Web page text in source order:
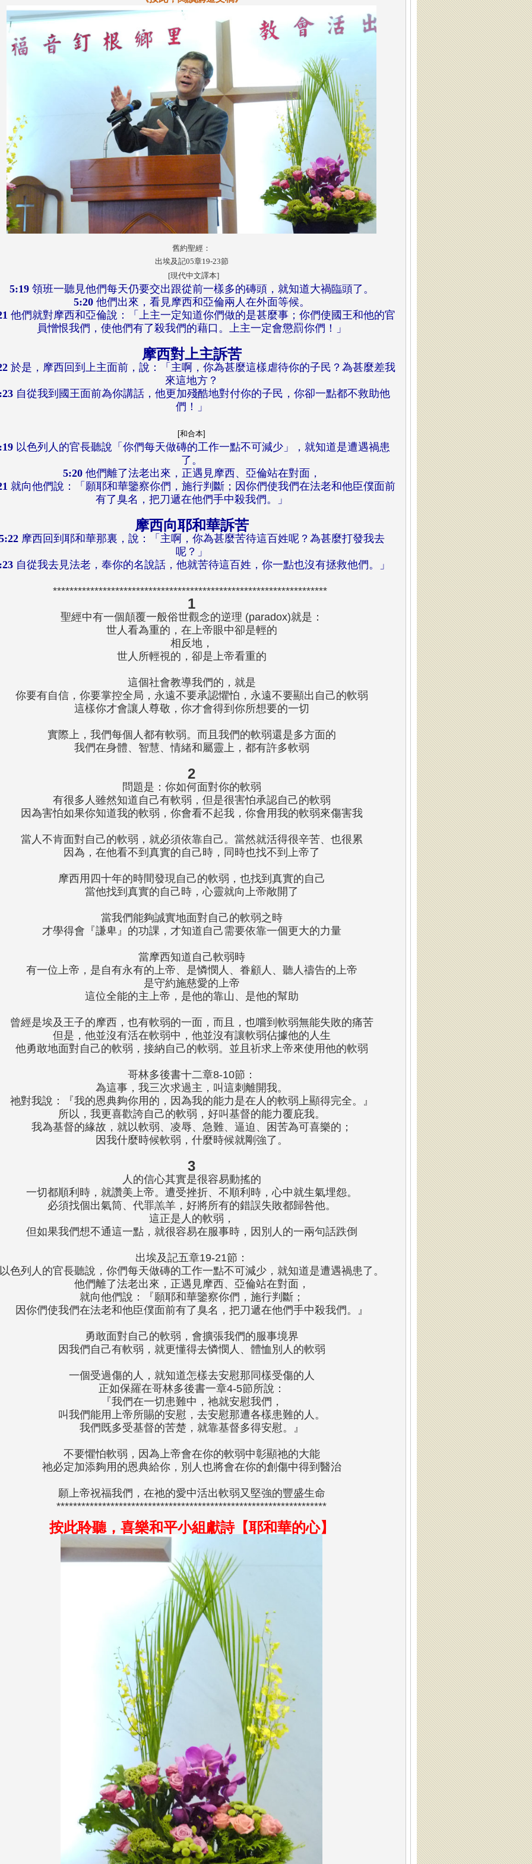
舊約聖經：
出埃及記05章19-23節
[現代中文譯本]
5:19領班一聽見他們每天仍要交出跟從前一樣多的磚頭，就知道大禍臨頭了。
5:20他們出來，看見摩西和亞倫兩人在外面等候。
他們就對摩西和亞倫說：「上主一定知道你們做的是甚麼事；你們使國王和他的官
員憎恨我們，使他們有了殺我們的藉口。上主一定會懲罰你們！」
摩西對上主訴苦
於是，摩西回到上主面前，說：「主啊，你為甚麼這樣虐待你的子民？為甚麼差我
來這地方？
自從我到國王面前為你講話，他更加殘酷地對付你的子民，你卻一點都不救助他
們！」
[和合本]
以色列人的官長聽說「你們每天做磚的工作一點不可減少」，就知道是遭遇禍患
了。
5:20他們離了法老出來，正遇見摩西、亞倫站在對面，
就向他們說：「願耶和華鑒察你們，施行判斷；因你們使我們在法老和他臣僕面前
有了臭名，把刀遞在他們手中殺我們。」
摩西向耶和華訴苦
摩西回到耶和華那裏，說：「主啊，你為甚麼苦待這百姓呢？為甚麼打發我去
呢？」
自從我去見法老，奉你的名說話，他就苦待這百姓，你一點也沒有拯救他們。」
******************************************************************
1
聖經中有一個顛覆一般俗世觀念的逆理 (paradox)就是：
世人看為重的，在上帝眼中卻是輕的
相反地，
世人所輕視的，卻是上帝看重的
這個社會教導我們的，就是
你要有自信，你要掌控全局，永遠不要承認懼怕，永遠不要顯出自己的軟弱
這樣你才會讓人尊敬，你才會得到你所想要的一切
實際上，我們每個人都有軟弱。而且我們的軟弱還是多方面的
我們在身體、智慧、情緒和屬靈上，都有許多軟弱
2
問題是：你如何面對你的軟弱
有很多人雖然知道自己有軟弱，但是很害怕承認自己的軟弱
因為害怕如果你知道我的軟弱，你會看不起我，你會用我的軟弱來傷害我
當人不肯面對自己的軟弱，就必須依靠自己。當然就活得很辛苦、也很累
因為，在他看不到真實的自己時，同時也找不到上帝了
摩西用四十年的時間發現自己的軟弱，也找到真實的自己
當他找到真實的自己時，心靈就向上帝敞開了
當我們能夠誠實地面對自己的軟弱之時
才學得會『謙卑』的功課，才知道自己需要依靠一個更大的力量
當摩西知道自己軟弱時
有一位上帝，是自有永有的上帝、是憐憫人、眷顧人、聽人禱告的上帝
是守約施慈愛的上帝
這位全能的主上帝，是他的靠山、是他的幫助
曾經是埃及王子的摩西，也有軟弱的一面，而且，也嚐到軟弱無能失敗的痛苦
但是，他並沒有活在軟弱中，他並沒有讓軟弱佔據他的人生
他勇敢地面對自己的軟弱，接納自己的軟弱。並且祈求上帝來使用他的軟弱
哥林多後書十二章8-10節：
為這事，我三次求過主，叫這刺離開我。
祂對我說：『我的恩典夠你用的，因為我的能力是在人的軟弱上顯得完全。』
所以，我更喜歡誇自己的軟弱，好叫基督的能力覆庇我。
我為基督的緣故，就以軟弱、凌辱、急難、逼迫、困苦為可喜樂的；
因我什麼時候軟弱，什麼時候就剛強了。
3
人的信心其實是很容易動搖的
一切都順利時，就讚美上帝。遭受挫折、不順利時，心中就生氣埋怨。
必須找個出氣筒、代罪羔羊，好將所有的錯誤失敗都歸咎他。
這正是人的軟弱，
但如果我們想不通這一點，就很容易在服事時，因別人的一兩句話跌倒
出埃及記五章19-21節：
色列人的官長聽說，你們每天做磚的工作一點不可減少，就知道是遭遇禍患了。
他們離了法老出來，正遇見摩西、亞倫站在對面，
就向他們說：『願耶和華鑒察你們，施行判斷；
因你們使我們在法老和他臣僕面前有了臭名，把刀遞在他們手中殺我們。』
勇敢面對自己的軟弱，會擴張我們的服事境界
因我們自己有軟弱，就更懂得去憐憫人、體恤別人的軟弱
一個受過傷的人，就知道怎樣去安慰那同樣受傷的人
正如保羅在哥林多後書一章4-5節所說：
『我們在一切患難中，祂就安慰我們，
叫我們能用上帝所賜的安慰，去安慰那遭各樣患難的人。
我們既多受基督的苦楚，就靠基督多得安慰。』
不要懼怕軟弱，因為上帝會在你的軟弱中彰顯祂的大能
祂必定加添夠用的恩典給你，別人也將會在你的創傷中得到醫治
願上帝祝福我們，在祂的愛中活出軟弱又堅強的豐盛生命
*****************************************************************
按此聆聽，喜樂和平小組獻詩【耶和華的心】